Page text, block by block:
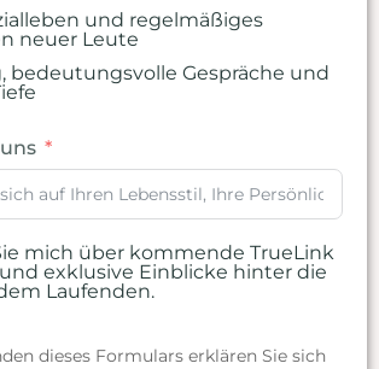
und regelmäßiges
neuer Leute
bedeutungsvolle Gespräche und
mich über kommende TrueLink
exklusive Einblicke hinter die
Laufenden.
dieses Formulars erklären Sie sich